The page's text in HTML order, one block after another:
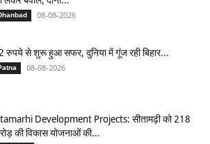
08-08-2026
रुपये से शुरू हुआ सफर, दुनिया में गूंज रही बिहार...
08-08-2026
Development Projects: सीतामढ़ी को 218
की विकास योजनाओं की...